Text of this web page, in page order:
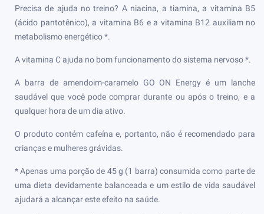
Precisa de ajuda no treino? A niacina, a tiamina, a vitamina B5
(ácido pantotênico), a vitamina B6 e a vitamina B12 auxiliam no
metabolismo energético *.
A vitamina C ajuda no bom funcionamento do sistema nervoso *.
A barra de amendoim-caramelo GO ON Energy é um lanche
saudável que você pode comprar durante ou após o treino, e a
qualquer hora de um dia ativo.
O produto contém cafeína e, portanto, não é recomendado para
crianças e mulheres grávidas.
* Apenas uma porção de 45 g (1 barra) consumida como parte de
uma dieta devidamente balanceada e um estilo de vida saudável
ajudará a alcançar este efeito na saúde.